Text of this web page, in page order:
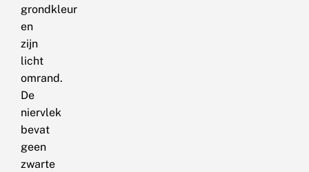
grondkleur
en
zijn
licht
omrand.
De
niervlek
bevat
geen
zwarte